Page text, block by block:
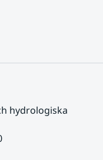
hydrologiska